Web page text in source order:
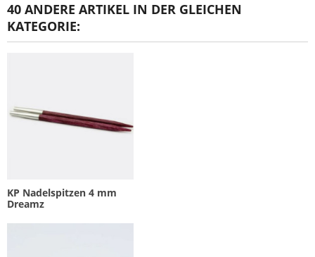
40 ANDERE ARTIKEL IN DER GLEICHEN
KATEGORIE:
KP Nadelspitzen 4 mm
Dreamz